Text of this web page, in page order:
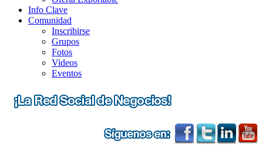
Info Clave
Comunidad
Inscribirse
Grupos
Fotos
Videos
Eventos